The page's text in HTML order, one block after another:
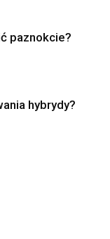
paznokcie?
hybrydy?